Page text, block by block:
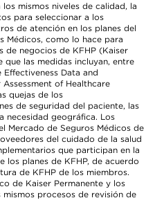
mismos niveles de calidad, la
para seleccionar a los
de atención en los planes del
Médicos, como lo hace para
de negocios de KFHP (Kaiser
que las medidas incluyan, entre
Data and
of Healthcare
quejas de los
de seguridad del paciente, las
necesidad geográfica. Los
Mercado de Seguros Médicos de
del cuidado de la salud
que participan en la
planes de KFHP, de acuerdo
de KFHP de los miembros.
de Kaiser Permanente y los
procesos de revisión de